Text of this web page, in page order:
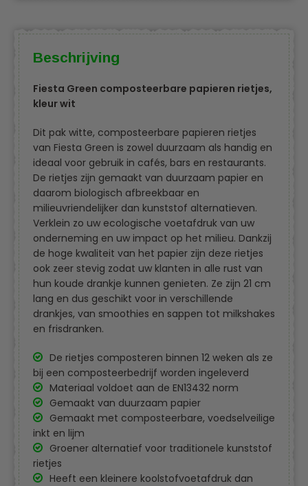
Beschrijving
Fiesta Green composteerbare papieren rietjes,
kleur wit
Dit pak witte, composteerbare papieren rietjes
van Fiesta Green is zowel duurzaam als handig en
ideaal voor gebruik in cafés, bars en restaurants.
De rietjes zijn gemaakt van duurzaam papier en
daarom biologisch afbreekbaar en
milieuvriendelijker dan kunststof alternatieven.
Verklein zo uw ecologische voetafdruk van uw
onderneming en uw impact op het milieu. Dankzij
de hoge kwaliteit van het papier zijn deze rietjes
ook zeer stevig zodat uw klanten in alle rust van
hun koude drankje kunnen genieten. Ze zijn 21 cm
lang en dus geschikt voor in verschillende
drankjes, van smoothies en sappen tot milkshakes
en frisdranken.
De rietjes composteren binnen 12 weken als ze
bij een composteerbedrijf worden ingeleverd
Materiaal voldoet aan de EN13432 norm
Gemaakt van duurzaam papier
Gemaakt met composteerbare, voedselveilige
inkt en lijm
Groener alternatief voor traditionele kunststof
rietjes
Heeft een kleinere koolstofvoetafdruk dan